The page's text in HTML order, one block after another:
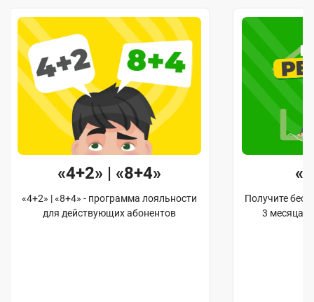
«4+2» | «8+4»
«4+2» | «8+4» - программа лояльности
для действующих абонентов
Получите
3 месяца